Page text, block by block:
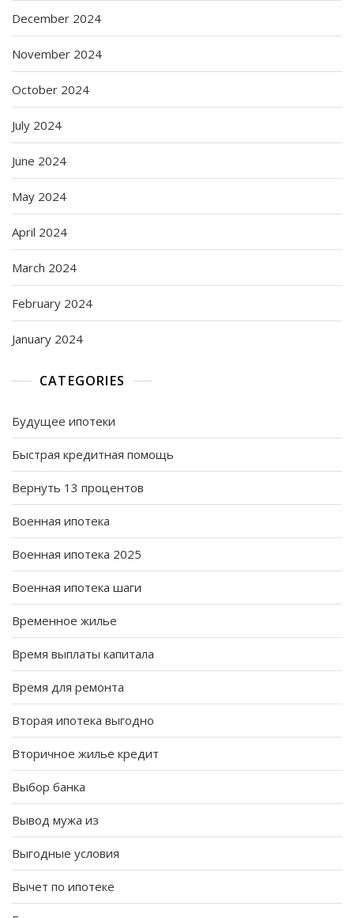
December 2024
November 2024
October 2024
July 2024
June 2024
May 2024
April 2024
March 2024
February 2024
January 2024
CATEGORIES
Будущее ипотеки
Быстрая кредитная помощь
Вернуть 13 процентов
Военная ипотека
Военная ипотека 2025
Военная ипотека шаги
Временное жилье
Время выплаты капитала
Время для ремонта
Вторая ипотека выгодно
Вторичное жилье кредит
Выбор банка
Вывод мужа из
Выгодные условия
Вычет по ипотеке